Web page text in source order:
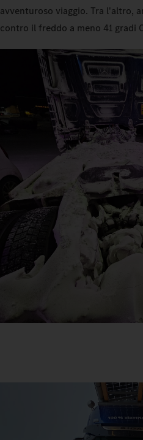
avventuroso viaggio. Tra l'altro,
contro il freddo a meno 41 gradi